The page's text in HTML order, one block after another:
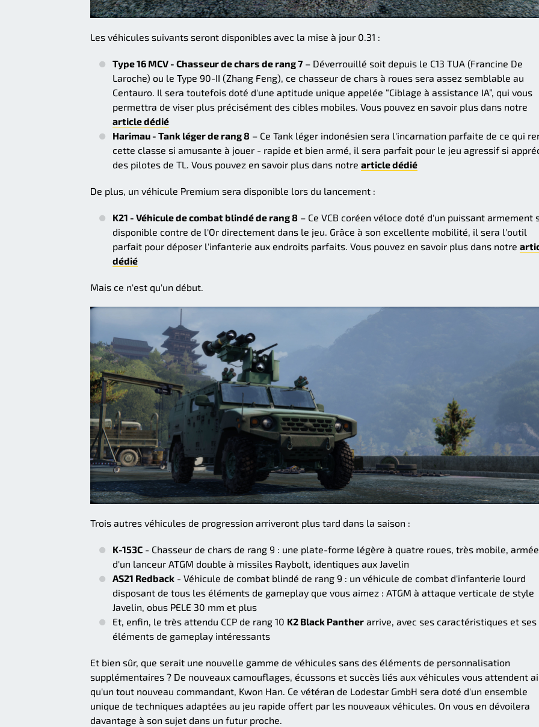
Les véhicules suivants seront disponibles avec la mise à jour 0.31 :
Type 16 MCV - Chasseur de chars de rang 7 – Déverrouillé soit depuis le C13 TUA (Francine De
Laroche) ou le Type 90-II (Zhang Feng), ce chasseur de chars à roues sera assez semblable au
Centauro. Il sera toutefois doté d'une aptitude unique appelée “Ciblage à assistance IA”, qui vous
permettra de viser plus précisément des cibles mobiles. Vous pouvez en savoir plus dans notre
article dédié
Harimau - Tank léger de rang 8 – Ce Tank léger indonésien sera l'incarnation parfaite de ce qui
cette classe si amusante à jouer - rapide et bien armé, il sera parfait pour le jeu agressif si
des pilotes de TL. Vous pouvez en savoir plus dans notre article dédié
De plus, un véhicule Premium sera disponible lors du lancement :
K21 - Véhicule de combat blindé de rang 8 – Ce VCB coréen véloce doté d'un puissant armement
disponible contre de l'Or directement dans le jeu. Grâce à son excellente mobilité, il sera l'outil
parfait pour déposer l'infanterie aux endroits parfaits. Vous pouvez en savoir plus dans notre
dédié
Mais ce n'est qu'un début.
Trois autres véhicules de progression arriveront plus tard dans la saison :
K-153C - Chasseur de chars de rang 9 : une plate-forme légère à quatre roues, très mobile, armée
d'un lanceur ATGM double à missiles Raybolt, identiques aux Javelin
AS21 Redback - Véhicule de combat blindé de rang 9 : un véhicule de combat d'infanterie lourd
disposant de tous les éléments de gameplay que vous aimez : ATGM à attaque verticale de style
Javelin, obus PELE 30 mm et plus
Et, enfin, le très attendu CCP de rang 10 K2 Black Panther arrive, avec ses caractéristiques et ses
éléments de gameplay intéressants
Et bien sûr, que serait une nouvelle gamme de véhicules sans des éléments de personnalisation
supplémentaires ? De nouveaux camouflages, écussons et succès liés aux véhicules vous attendent
qu'un tout nouveau commandant, Kwon Han. Ce vétéran de Lodestar GmbH sera doté d'un ensemble
unique de techniques adaptées au jeu rapide offert par les nouveaux véhicules. On vous en dévoilera
davantage à son sujet dans un futur proche.